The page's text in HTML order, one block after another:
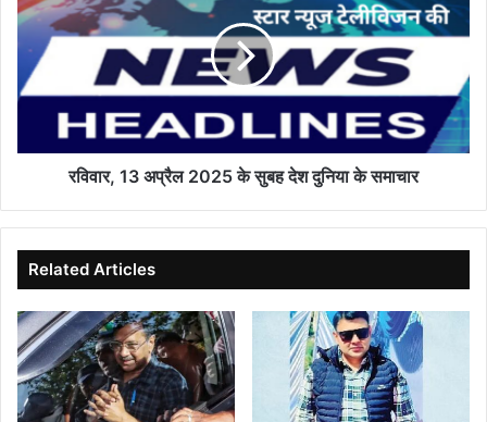
गया
अप्रैल
2025
सुबह
देश
के
रविवार, 13 अप्रैल 2025 के सुबह देश दुनिया के समाचार
Related Articles